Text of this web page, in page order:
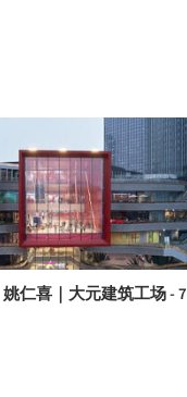
仁喜｜大元建筑工场 - 7